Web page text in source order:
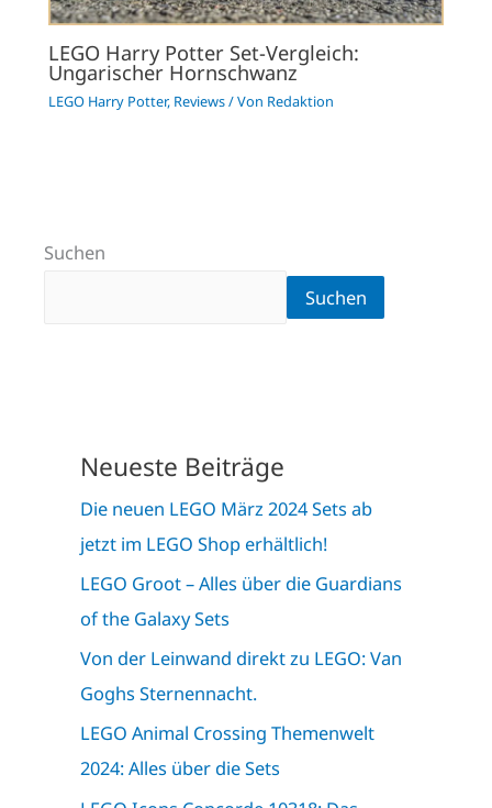
LEGO Harry Potter Set-Vergleich:
Ungarischer Hornschwanz
LEGO Harry Potter, Reviews/ Von Redaktion
Suchen
Suchen
Neueste Beiträge
Die neuen LEGO März 2024 Sets ab
jetzt im LEGO Shop erhältlich!
LEGO Groot – Alles über die Guardians
of the Galaxy Sets
Von der Leinwand direkt zu LEGO: Van
Goghs Sternennacht.
LEGO Animal Crossing Themenwelt
2024: Alles über die Sets